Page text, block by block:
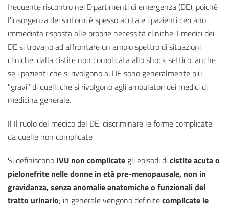
frequente riscontro nei Dipartimenti di emergenza (DE), poiché
l'insorgenza dei sintomi è spesso acuta e i pazienti cercano
immediata risposta alle proprie necessità cliniche. I medici dei
DE si trovano ad affrontare un ampio spettro di situazioni
cliniche, dalla cistite non complicata allo shock settico, anche
se i pazienti che si rivolgono ai DE sono generalmente più
"gravi" di quelli che si rivolgono agli ambulatori dei medici di
medicina generale.
Il Il ruolo del medico del DE: discriminare le forme complicate
da quelle non complicate
Si definiscono IVU non complicate gli episodi dicistite acuta o
pielonefrite nelle donne in età pre-menopausale, non in
gravidanza, senza anomalie anatomiche o funzionali del
tratto urinario; in generale vengono definitecomplicate le